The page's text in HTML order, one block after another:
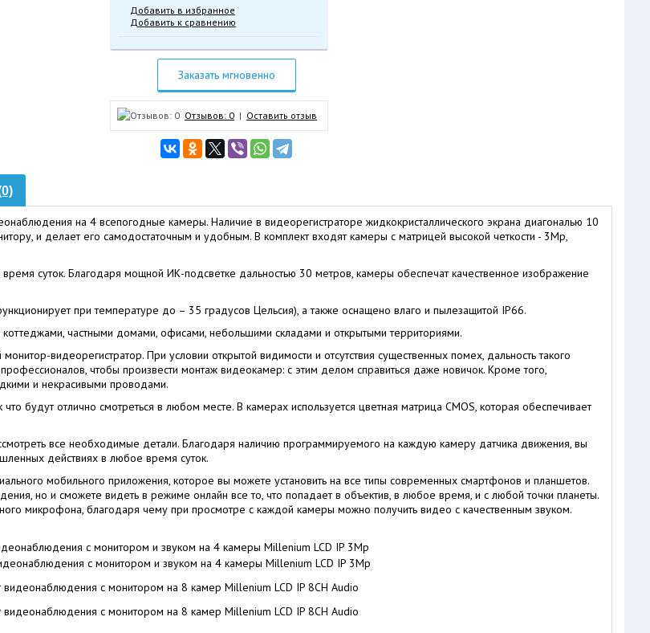
Добавить в избранное
Добавить к сравнению
Заказать мгновенно
Отзывов: 0 | Оставить отзыв
на 4 всепогодные камеры. Наличие в видеорегистраторе жидкокристаллического экрана диагональю 10
и делает его самодостаточным и удобным. В комплект входят камеры с матрицей высокой четкости - 3Mp,
суток. Благодаря мощной ИК-подсветке дальностью 30 метров, камеры обеспечат качественное изображение
при температуре до – 35 градусов Цельсия), а также оснащено влаго и пылезащитой IP66.
частными домами, офисами, небольшими складами и открытыми территориями.
видеорегистратор. При условии открытой видимости и отсутствия существенных помех, дальность такого
чтобы произвести монтаж видеокамер: с этим делом справиться даже новичок. Кроме того,
и некрасивыми проводами.
будут отлично смотреться в любом месте. В камерах используется цветная матрица CMOS, которая обеспечивает
все необходимые детали. Благодаря наличию программируемого на каждую камеру датчика движения, вы
действиях в любое время суток.
мобильного приложения, которое вы можете установить на все типы современных смартфонов и планшетов.
но и сможете видеть в режиме онлайн все то, что попадает в объектив, в любое время, и с любой точки планеты.
микрофона, благодаря чему при просмотре с каждой камеры можно получить видео с качественным звуком.